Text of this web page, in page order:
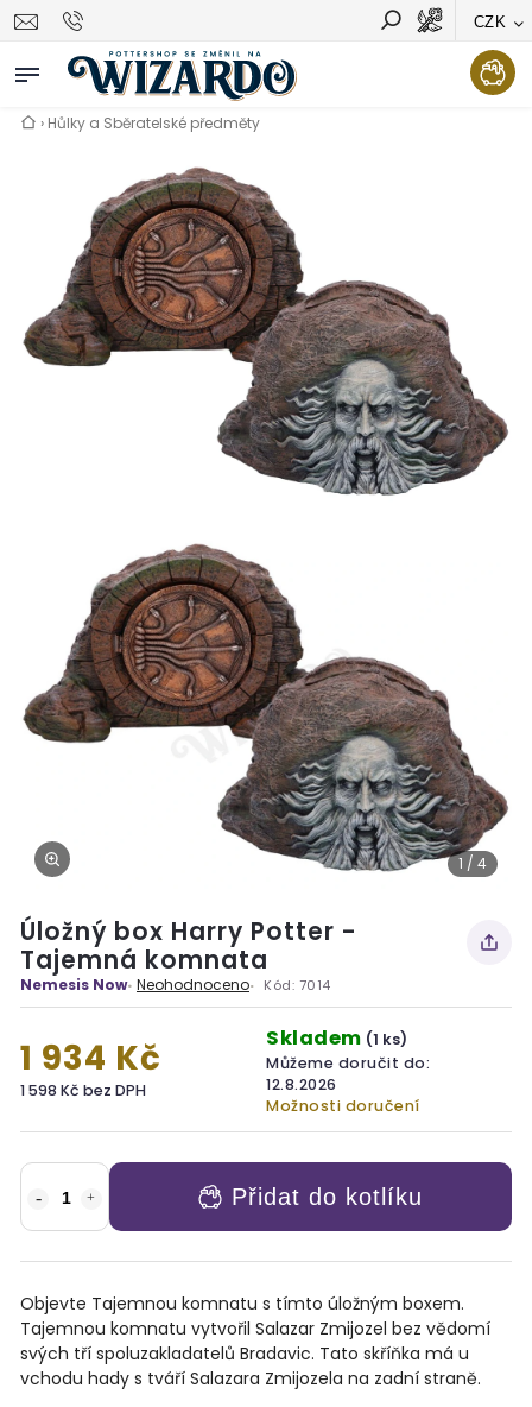
CZK
Vyhledávání Hledat
› Hůlky a Sběratelské předměty
1 / 4
Úložný box Harry Potter -
Tajemná komnata
Nemesis Now Neohodnoceno Kód: 7014
1 934 Kč
1 598 Kč bez DPH
Skladem (1 ks)
Můžeme doručit do:
12.8.2026
Možnosti doručení
Přidat do kotlíku
Objevte Tajemnou komnatu s tímto úložným boxem.
Tajemnou komnatu vytvořil Salazar Zmijozel bez vědomí
svých tří spoluzakladatelů Bradavic. Tato skříňka má u
vchodu hady s tváří Salazara Zmijozela na zadní straně.